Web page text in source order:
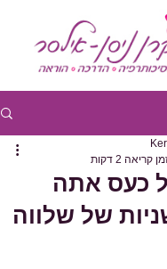
כעס אתה
קריאה 2 דקות